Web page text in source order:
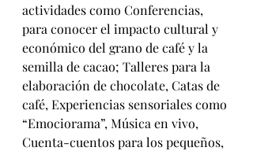
actividades como Conferencias,
para conocer el impacto cultural y
económico del grano de café y la
semilla de cacao; Talleres para la
elaboración de chocolate, Catas de
café, Experiencias sensoriales como
“Emociorama”, Música en vivo,
Cuenta-cuentos para los pequeños,